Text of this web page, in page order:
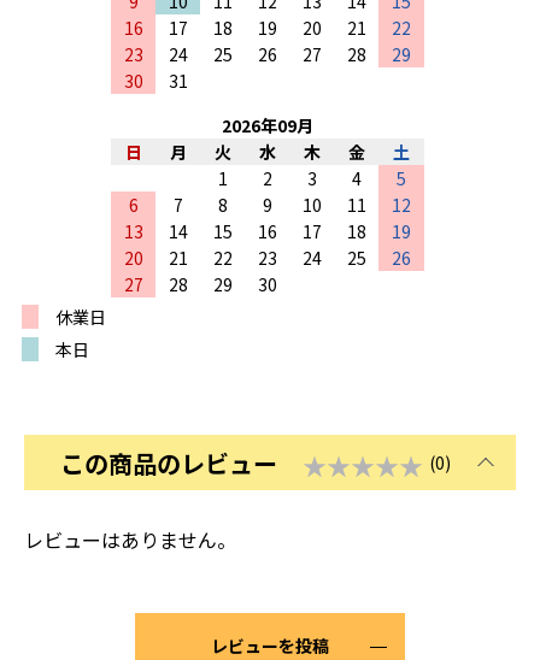
16
17 18 19 20 21
22
23
24 25 26 27 28
29
30
31
2026年09月
日
月 火 水 木 金
土
1
2 3 4
5
6
7 8 9 10 11
12
13
14 15 16 17 18
19
20
21 22 23 24 25
26
27
28 29
30
休業日
本日
この商品のレビュー ★★★★★ (0)
レビューはありません。
レビューを投稿